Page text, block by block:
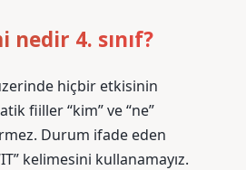
4. sınıf?
hiçbir etkisinin
fiiller “kim” ve “ne”
Durum ifade eden
kelimesini kullanamayız.